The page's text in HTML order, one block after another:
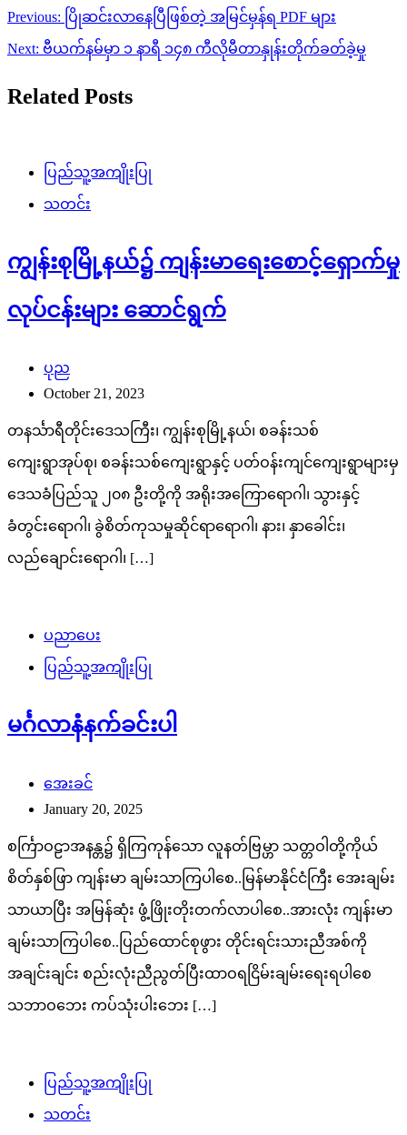
Post
navigation
Previous: ပြိုဆင်းလာနေပြီဖြစ်တဲ့ အမြင်မှန်ရ PDF များ
Next: ဗီယက်နမ်မှာ ၁ နာရီ ၁၄၈ ကီလိုမီတာနှုန်းတိုက်ခတ်ခဲ့မှု
Related Posts
ပြည်သူ့အကျိုးပြု
သတင်း
ကျွန်းစုမြို့နယ်၌ ကျန်းမာရေးစောင့်ရှောက်မှု
လုပ်ငန်းများ ဆောင်ရွက်
ပုည
October 21, 2023
တနင်္သာရီတိုင်းဒေသကြီး၊ ကျွန်းစုမြို့နယ်၊ စခန်းသစ်
ကျေးရွာအုပ်စု၊ စခန်းသစ်ကျေးရွာနှင့် ပတ်ဝန်းကျင်ကျေးရွာများမှ
ဒေသခံပြည်သူ ၂၀၈ ဦးတို့ကို အရိုးအကြောရောဂါ၊ သွားနှင့်
ခံတွင်းရောဂါ၊ ခွဲစိတ်ကုသမှုဆိုင်ရာရောဂါ၊ နား၊ နှာခေါင်း၊
လည်ချောင်းရောဂါ၊ […]
ပညာပေး
ပြည်သူ့အကျိုးပြု
မင်္ဂလာနံနက်ခင်းပါ
အေးခင်
January 20, 2025
စင်္ကြာဝဠာအနန္တ၌ ရှိကြကုန်သော လူနတ်ဗြမ္ဟာ သတ္တဝါတို့ကိုယ်
စိတ်နှစ်ဖြာ ကျန်းမာ ချမ်းသာကြပါစေ..မြန်မာနိုင်ငံကြီး အေးချမ်း
သာယာပြီး အမြန်ဆုံး ဖွံ့ဖြိုးတိုးတက်လာပါစေ..အားလုံး ကျန်းမာ
ချမ်းသာကြပါစေ..ပြည်ထောင်စုဖွား တိုင်းရင်းသားညီအစ်ကို
အချင်းချင်း စည်းလုံးညီညွတ်ပြီးထာဝရငြိမ်းချမ်းရေးရပါစေ
သဘာဝဘေး ကပ်သုံးပါးဘေး […]
ပြည်သူ့အကျိုးပြု
သတင်း